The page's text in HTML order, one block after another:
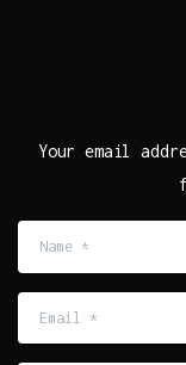
Your email
*